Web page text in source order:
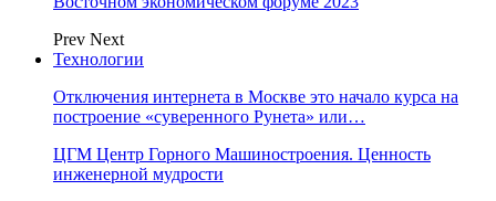
Prev Next
Технологии
Отключения интернета в Москве это начало курса на
построение «суверенного Рунета» или…
ЦГМ Центр Горного Машиностроения. Ценность
инженерной мудрости